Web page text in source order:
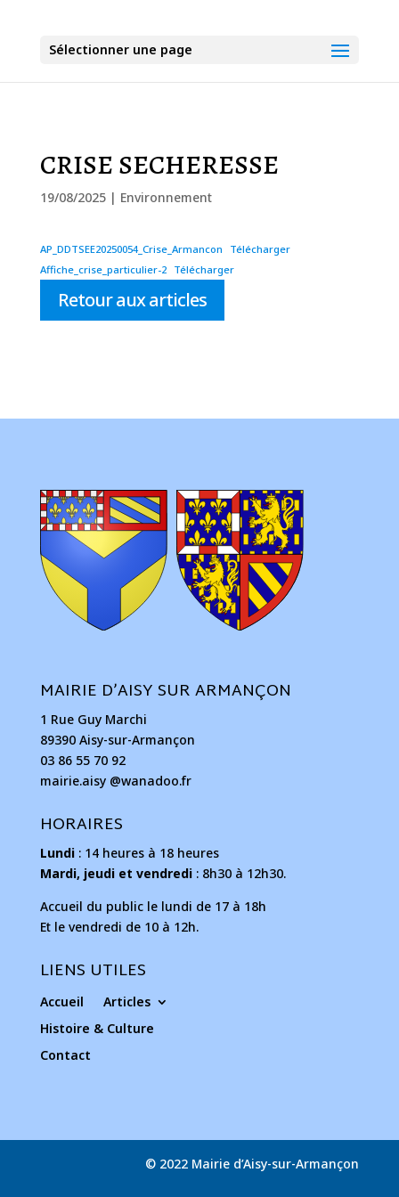
Sélectionner une page
CRISE SECHERESSE
19/08/2025| Environnement
AP_DDTSEE20250054_Crise_Armancon
Télécharger
Affiche_crise_particulier-2
Télécharger
Retour aux articles
MAIRIE D’AISY SUR ARMANÇON
1 Rue Guy Marchi
89390 Aisy-sur-Armançon
03 86 55 70 92
mairie.aisy @wanadoo.fr
HORAIRES
Lundi: 14 heures à 18 heures
Mardi, jeudi et vendredi: 8h30 à 12h30.
Accueil du public le lundi de 17 à 18h
Et le vendredi de 10 à 12h.
LIENS UTILES
Accueil
Articles
Histoire & Culture
Contact
© 2022 Mairie d’Aisy-sur-Armançon